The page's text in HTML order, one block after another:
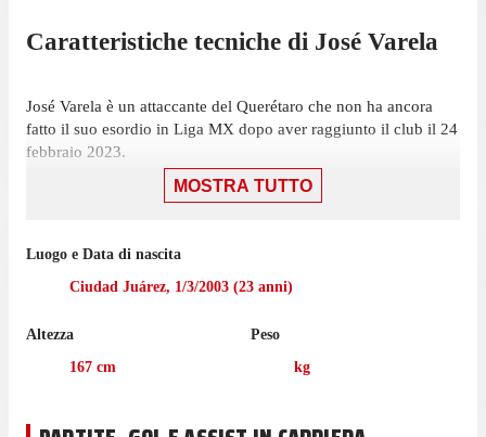
Caratteristiche tecniche di José Varela
José Varela è un attaccante del Querétaro che non ha ancora
fatto il suo esordio in Liga MX dopo aver raggiunto il club il 24
febbraio 2023.
Nella prossima partita di Liga MX, il 26 ottobre, il Querétaro FC
MOSTRA TUTTO
Luogo e Data di nascita
Ciudad Juárez, 1/3/2003 (23 anni)
Altezza
167 cm
Peso
kg